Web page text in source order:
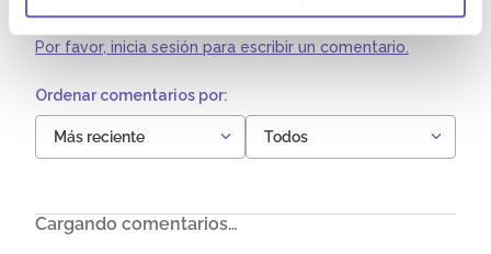
Por favor, inicia sesión para escribir un comentario.
Más reciente Todos
Cargando comentarios…